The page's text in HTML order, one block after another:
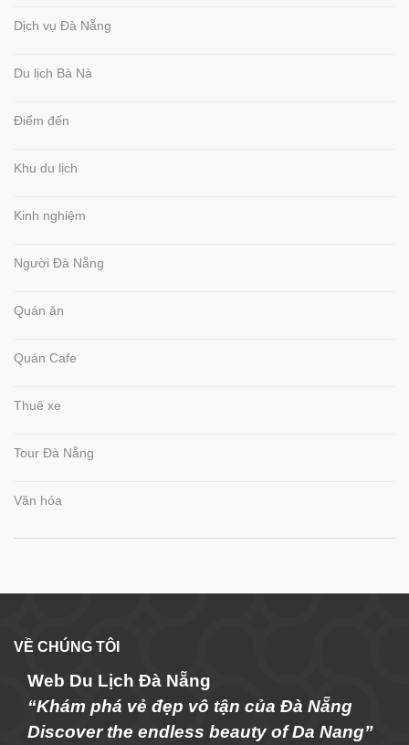
Dịch vụ Đà Nẵng
Du lịch Bà Nà
Điểm đến
Khu du lịch
Kinh nghiệm
Người Đà Nẵng
Quán ăn
Quán Cafe
Thuê xe
Tour Đà Nẵng
Văn hóa
VỀ CHÚNG TÔI
Web Du Lịch Đà Nẵng
“Khám phá vẻ đẹp vô tận của Đà Nẵng
Discover the endless beauty of Da Nang”